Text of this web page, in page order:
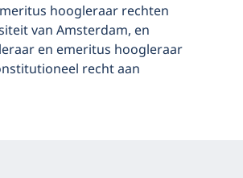
hoogleraar rechten
van Amsterdam, en
en emeritus hoogleraar
recht aan